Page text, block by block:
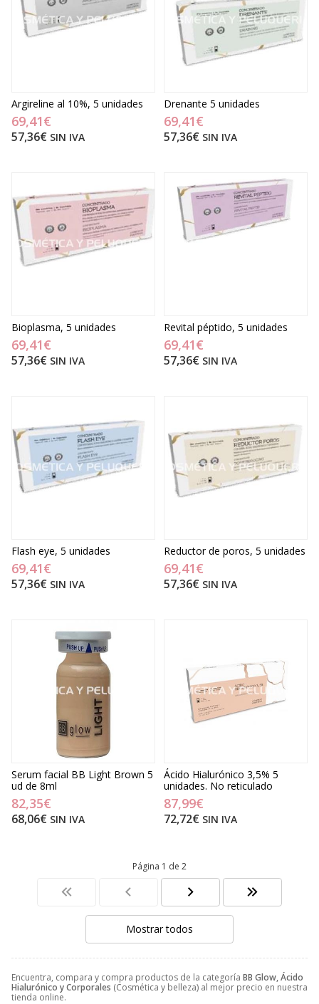
Encuentra, compara y compra productos de la categoría BB Glow, Ácido
Hialurónico y Corporales (Cosmética y belleza) al mejor precio en nuestra
tienda online.
Argireline al 10%, 5 unidades
69,41€
57,36€ SIN IVA
Drenante 5 unidades
69,41€
57,36€ SIN IVA
Bioplasma, 5 unidades
69,41€
57,36€ SIN IVA
Revital péptido, 5 unidades
69,41€
57,36€ SIN IVA
Flash eye, 5 unidades
69,41€
57,36€ SIN IVA
Reductor de poros, 5 unidades
69,41€
57,36€ SIN IVA
Serum facial BB Light Brown 5
ud de 8ml
82,35€
68,06€ SIN IVA
Ácido Hialurónico 3,5% 5
unidades. No reticulado
87,99€
72,72€ SIN IVA
Página 1 de 2
Mostrar todos